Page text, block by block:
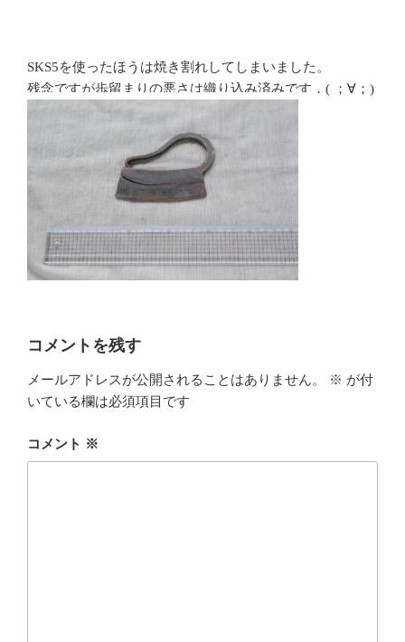
SKS5を使ったほうは焼き割れしてしまいました。
残念ですが歩留まりの悪さは織り込み済みです．( ；∀；)
コメントを残す
メールアドレスが公開されることはありません。 ※ が付
いている欄は必須項目です
コメント ※